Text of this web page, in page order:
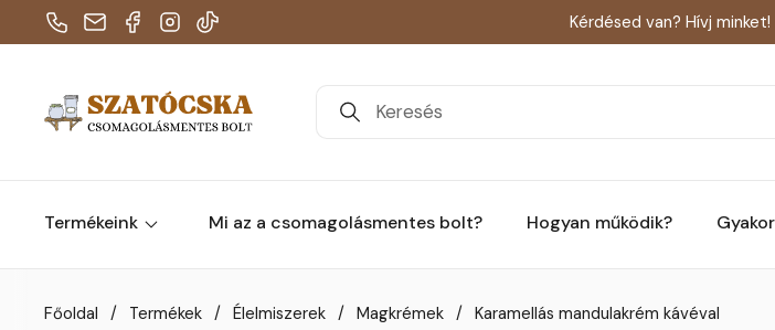
TelefonE-mailFacebook
Instagram
TikTok
Kérdésed van? Hívj minket!
Termékeink Mi az a csomagolásmentes bolt? Hogyan működik?
Főoldal / Termékek / Élelmiszerek / Magkrémek / Karamellás mandulakrém kávéval